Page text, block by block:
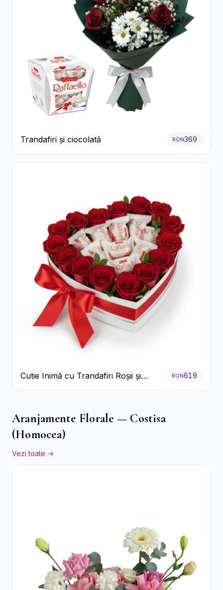
Trandafiri și ciocolată RON369
Cutie Inimă cu Trandafiri Roșii și
Bomboane Raffaello
RON619
Aranjamente Florale — Costisa
(Homocea)
Vezi toate →